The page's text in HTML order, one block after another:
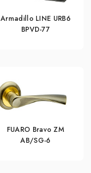
Armadillo LINE URB6
BPVD-77
FUARO Bravo ZM
AB/SG-6